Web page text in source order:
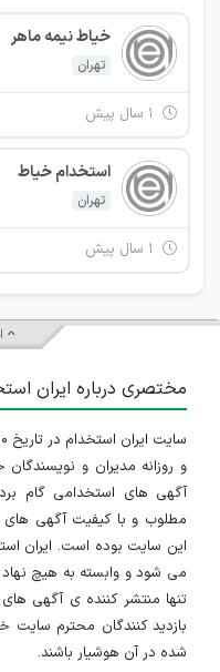
خیاط نیمه ماهر
تهران
استخدام خیاط
تهران
مختصری درباره ایران
و روزانه مدیران و
آگهی های استخدامی گام
مطلوب و با کیفیت آگهی های
این سایت بوده است. ایران
می شود و وابسته به هیچ
تنها منتشر کننده ی آگهی
بازدید کنندگان محترم
شده در آن هوشیار باشند.